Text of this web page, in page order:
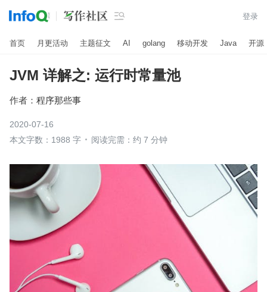
 登录
首页 月更活动 主题征文 AI golang 移动开发 Java 开源
JVM 详解之: 运行时常量池
作者： 程序那些事
2020-07-16
本文字数：1988 字
阅读完需：约 7 分钟